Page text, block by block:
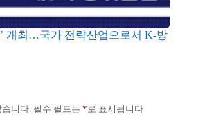
개최…국가 전략산업으로서 K-방
습니다. 필수 필드는 *로 표시됩니다